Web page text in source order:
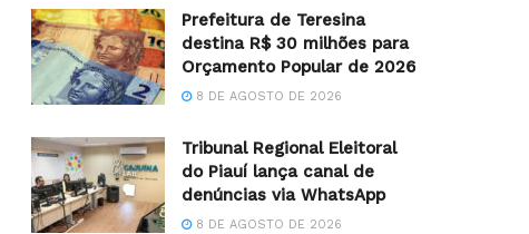
Prefeitura de Teresina
destina R$ 30 milhões para
Orçamento Popular de 2026
8 DE AGOSTO DE 2026
Tribunal Regional Eleitoral
do Piauí lança canal de
denúncias via WhatsApp
8 DE AGOSTO DE 2026